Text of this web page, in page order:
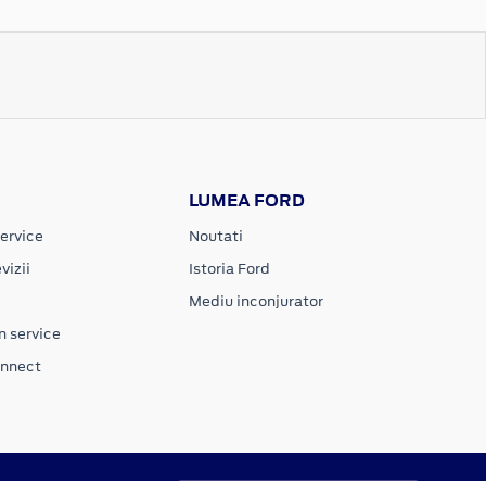
service
LUMEA FORD
Noutati
Istoria Ford
Mediu inconjurator